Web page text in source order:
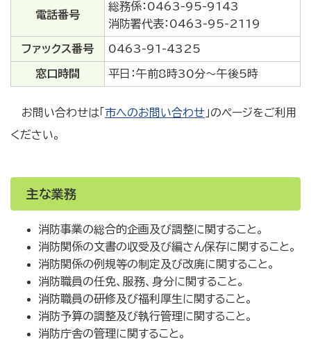
電話番号
総務係：0463-95-9143
消防署代表：0463-95-2119
ファックス番号 0463-91-4325
窓口時間 平日：午前8時30分～午後5時
お問い合わせは「 市へのお問い合わせ 」のページをご利用
ください。
主な業務
消防事業の総合的企画及び調整に関すること。
消防関係の文書の収受及び編さん保存に関すること。
消防関係の例規等の制定及び改廃に関すること。
消防職員の任免、服務、身分に関すること。
消防職員の研修及び福利厚生に関すること。
消防予算の調整及び執行管理に関すること。
消防庁舎の管理に関すること。